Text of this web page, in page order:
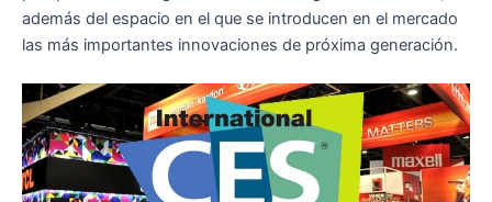
además del espacio en el que se introducen en el mercado
las más importantes innovaciones de próxima generación.